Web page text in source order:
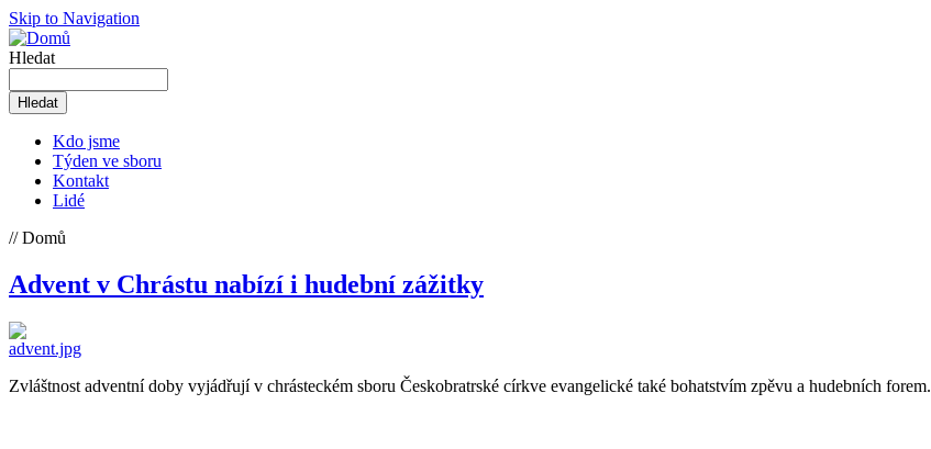
Skip to Navigation
Hledat
Kdo jsme
Týden ve sboru
Kontakt
Lidé
// Domů
Advent v Chrástu nabízí i hudební zážitky
Zvláštnost adventní doby vyjádřují v chrásteckém sboru Českobratrské církve evangelické také bohatstvím zpěvu a hudebních forem.